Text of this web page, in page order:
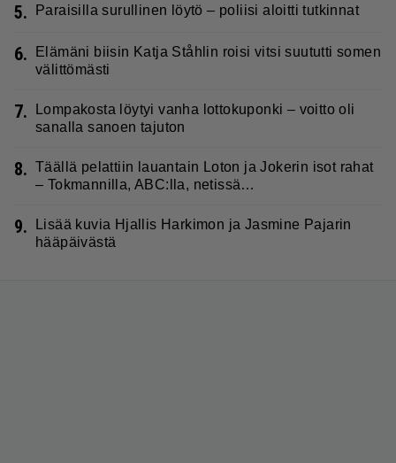
5. Paraisilla surullinen löytö – poliisi aloitti tutkinnat
6.
Elämäni biisin Katja Ståhlin roisi vitsi suututti somen
välittömästi
7.
Lompakosta löytyi vanha lottokuponki – voitto oli
sanalla sanoen tajuton
8. Täällä pelattiin lauantain Loton ja Jokerin isot rahat
– Tokmannilla, ABC:lla, netissä…
9.
Lisää kuvia Hjallis Harkimon ja Jasmine Pajarin
hääpäivästä